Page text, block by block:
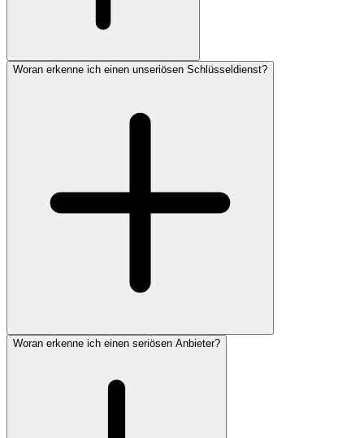
Woran erkenne ich einen unseriösen Schlüsseldienst?
Woran erkenne ich einen seriösen Anbieter?